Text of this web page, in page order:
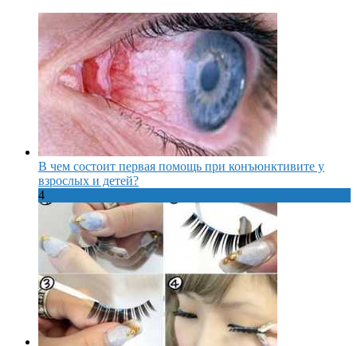
В чем состоит первая помощь при конъюнктивите у
взрослых и детей?
4